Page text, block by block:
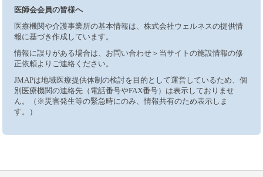
医師会会員の皆様へ
医療機関や介護事業所の基本情報は、株式会社ウェルネスの提供情
報に基づき作成しています。
情報に誤りがある場合は、お問い合わせ＞当サイトの施設情報の修
正依頼よりご連絡ください。
JMAPは地域医療提供体制の検討を目的として運営しているため、個
別医療機関の連絡先（電話番号やFAX番号）は表示しておりませ
ん。（※災害発生等の緊急時にのみ、情報共有のため表示しま
す。）